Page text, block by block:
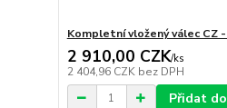
Kompletní vložený válec CZ
2 910,00 CZK/ks
2 404,96 CZK bez DPH
Přidat